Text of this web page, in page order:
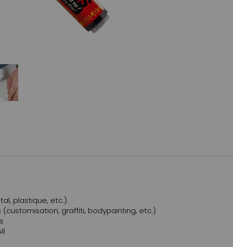
plastique, etc.)
graffiti, bodypainting, etc.)